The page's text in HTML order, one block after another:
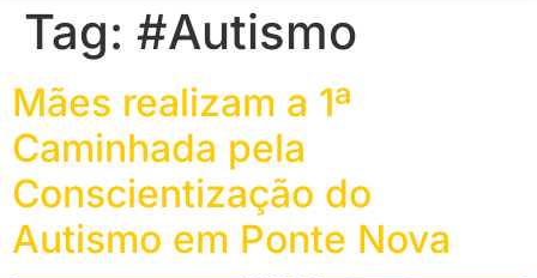
Tag: #Autismo
Mães realizam a 1ª
Caminhada pela
Conscientização do
Autismo em Ponte Nova